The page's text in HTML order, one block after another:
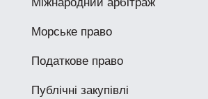
Морське право
Податкове право
Публічні закупівлі